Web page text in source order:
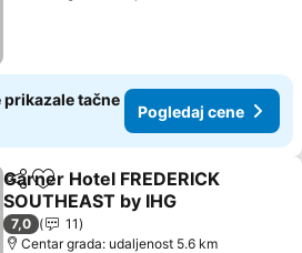
prikazale tačne
Pogledaj cene
Deli Dodati u favorite
Garner Hotel FREDERICK
SOUTHEAST by IHG
Pogledaj cene
7,0
11
Centar grada: udaljenost 5.6 km